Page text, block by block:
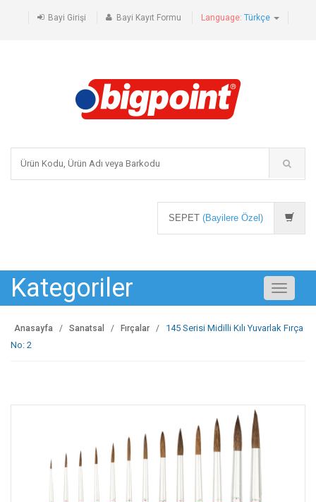
Bayi Girişi Bayi Kayıt Formu Language: Türkçe
SEPET (Bayilere Özel)
Kategoriler
Toggle
Anasayfa Sanatsal Fırçalar
145 Serisi Midilli Kılı Yuvarlak Fırça
No: 2